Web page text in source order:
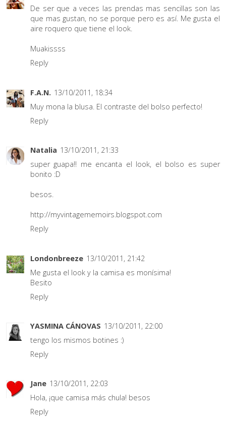
De ser que a veces las prendas mas sencillas son las
que mas gustan, no se porque pero es así. Me gusta el
aire roquero que tiene el look.
Muakissss
Reply
F.A.N. 13/10/2011, 18:34
Muy mona la blusa. El contraste del bolso perfecto!
Reply
Natalia 13/10/2011, 21:33
super guapa!! me encanta el look, el bolso es super
bonito :D
besos.
http://myvintagememoirs.blogspot.com
Reply
Londonbreeze 13/10/2011, 21:42
Me gusta el look y la camisa es monísima!
Besito
Reply
YASMINA CÁNOVAS 13/10/2011, 22:00
tengo los mismos botines :)
Reply
Jane 13/10/2011, 22:03
Hola, ¡que camisa más chula! besos
Reply